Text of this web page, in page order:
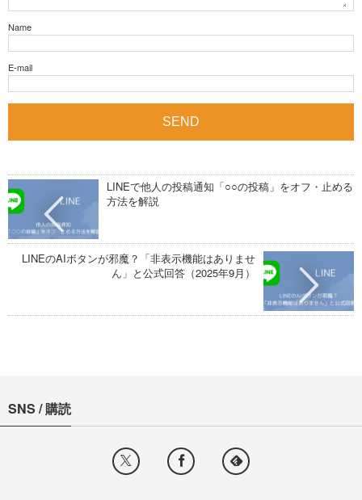
Name
E-mail
LINEで他人の投稿通知「○○の投稿」をオフ・止める
方法を解説
LINEのAIボタンが邪魔？「非表示機能はありませ
ん」と公式回答（2025年9月）
SNS / 購読